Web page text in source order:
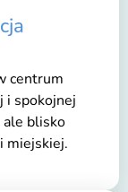
centrum
i spokojnej
ale blisko
miejskiej.